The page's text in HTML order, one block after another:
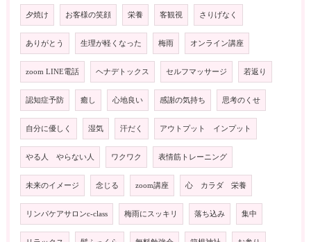
夕焼け お客様の笑顔 栄養 客観視 さりげなく
ありがとう 生理が軽くなった 梅雨 オンライン講座
zoom LINE電話 ヘナデトックス セルフマッサージ 若返り
認知症予防 癒し 心地良い 感謝の気持ち 思考のくせ
自分に優しく 湿気 汗だく アウトプット インプット
やる人 やらない人 ワクワク 表情筋トレーニング
未来のイメージ 念じる zoom講座 心 カラダ 栄養
リンパケアサロンc-class 梅雨にスッキリ 落ち込み 集中